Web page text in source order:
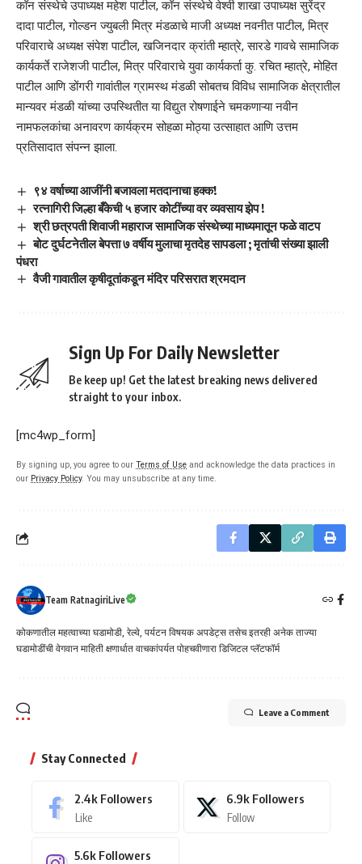
कॉन संस्थेचे उपाध्यक्ष महेश पाटील, कॉन संस्थेचे वेश्वी शाखा उपाध्यक्ष सुरेंद्र
दादा पाटील, गोल्डन ज्युबली मित्र मंडळाचे माजी अध्यक्ष नवनीत पाटील, मित्र
परिवाराचे अध्यक्ष संपेश पाटील, खजिनदार क्रांती म्हात्रे, सारडे गावचे सामाजिक
कार्यकर्ते राजेशजी पाटील, मित्र परिवाराचे युवा कार्यकर्ता कु. रचित म्हात्रे, मोहित
पाटील आणि डोंगरी गावांतील ग्रामस्थ मंडळी सोबतच विविध सामाजिक क्षेत्रातील
मान्यवर मंडळी यांच्या उपस्थितीत या विद्युत रोषणाईने चमकणाऱ्या नवीन
नामफलकांचा अनावरण कार्यक्रम सोहळा मोठ्या उत्साहात आणि उत्तम
प्रतिसादात संपन्न झाला.
९४ वर्षाच्या आजींनी बजावला मतदानाचा हक्क!
रत्नागिरी जिल्हा बँकेची ५ हजार कोटींच्या वर व्यवसाय झेप !
श्री छत्रपती शिवाजी महाराज सामाजिक संस्थेच्या माध्यमातून फळे वाटप
बोट दुर्घटनेतील बेपत्ता ७ वर्षीय मुलाचा मृतदेह सापडला ; मृतांची संख्या झाली
पंधरा
वैजी गावातील कृषीदूतांकडून मंदिर परिसरात श्रमदान
Sign Up For Daily Newsletter
Be keep up! Get the latest breaking news delivered
straight to your inbox.
[mc4wp_form]
By signing up, you agree to our Terms of Use and acknowledge the data practices in
our Privacy Policy. You may unsubscribe at any time.
Team RatnagiriLive
कोकणातील महत्वाच्या घडामोडी, रेल्वे, पर्यटन विषयक अपडेट्स तसेच इतरही अनेक ताज्या
घडामोडींची वेगवान माहिती क्षणार्धात वाचकांपर्यत पोहचवीणारा डिजिटल प्लॅटफॉर्म
Leave a Comment
Stay Connected
2.4k Followers
Like
6.9k Followers
Follow
5.6k Followers